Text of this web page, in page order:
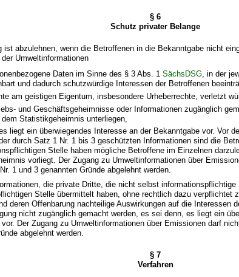
§ 6
Schutz privater Belange
ist abzulehnen, wenn die Betroffenen in die Bekanntgabe nicht
Umweltinformationen
Daten im Sinne des § 3 Abs. 1SächsDSG, in der
und dadurch schutzwürdige Interessen der Betroffenen
am geistigen Eigentum, insbesondere Urheberrechte, verletzt
und Geschäftsgeheimnisse oder Informationen zugänglich
dem Statistikgeheimnis unterliegen,
liegt ein überwiegendes Interesse an der Bekanntgabe vor. Vor
durch Satz 1 Nr. 1 bis 3 geschützten Informationen sind die
Stelle haben mögliche Betroffene im Einzelnen
vorliegt. Der Zugang zu Umweltinformationen über
1 und 3 genannten Gründe abgelehnt werden.
die private Dritte, die nicht selbst
Stelle übermittelt haben, ohne rechtlich dazu verpflichtet
deren Offenbarung nachteilige Auswirkungen auf die Interessen
nicht zugänglich gemacht werden, es sei denn, es liegt ein
Der Zugang zu Umweltinformationen über Emissionen darf
abgelehnt werden.
§ 7
Verfahren